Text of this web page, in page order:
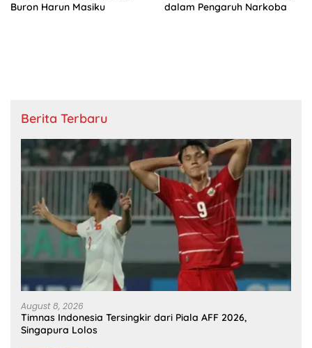
Buron Harun Masiku
dalam Pengaruh Narkoba
Berita Terbaru
August 8, 2026
Timnas Indonesia Tersingkir dari Piala AFF 2026,
Singapura Lolos